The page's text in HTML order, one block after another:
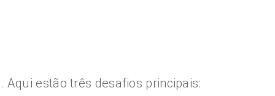
estão três desafios principais: